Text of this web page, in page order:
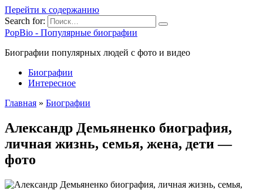
Перейти к содержанию
Search for:
PopBio - Популярные биографии
Биографии популярных людей с фото и видео
Биографии
Интересное
Главная » Биографии
Александр Демьяненко биография,
личная жизнь, семья, жена, дети —
фото